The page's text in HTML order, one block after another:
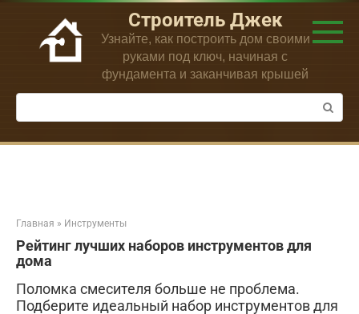
Перейти
контенту
Строитель Джек
Узнайте, как построить дом своими
руками под ключ, начиная с
фундамента и заканчивая крышей
Поиск:
Главная » Инструменты
Рейтинг лучших наборов инструментов для
дома
Поломка смесителя больше не проблема.
Подберите идеальный набор инструментов для